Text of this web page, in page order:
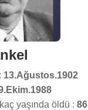
13.Ağustos.1902
yaşında öldü : 86